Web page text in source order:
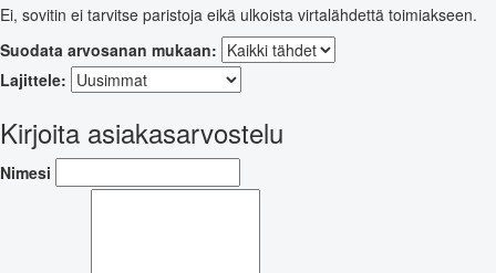
Ei, sovitin ei tarvitse paristoja eikä ulkoista virtalähdettä toimiakseen.
Suodata arvosanan mukaan:
Lajittele:
Kirjoita asiakasarvostelu
Nimesi